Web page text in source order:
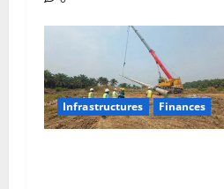
Infrastructures Finances